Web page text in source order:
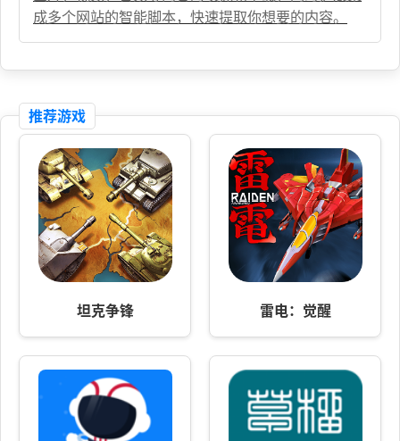
成多个网站的智能脚本，快速提取你想要的内容。
推荐游戏
坦克争锋 雷电：觉醒